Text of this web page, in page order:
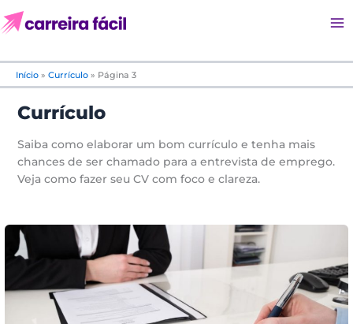
para
conteúdo
Início » Currículo » Página 3
Currículo
Saiba como elaborar um bom currículo e tenha mais
chances de ser chamado para a entrevista de emprego.
Veja como fazer seu CV com foco e clareza.
e
u
i
a